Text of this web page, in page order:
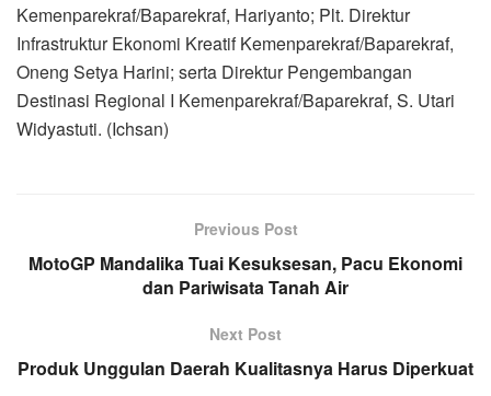
Kemenparekraf/Baparekraf, Hariyanto; Plt. Direktur
Infrastruktur Ekonomi Kreatif Kemenparekraf/Baparekraf,
Oneng Setya Harini; serta Direktur Pengembangan
Destinasi Regional I Kemenparekraf/Baparekraf, S. Utari
Widyastuti. (Ichsan)
Previous Post
MotoGP Mandalika Tuai Kesuksesan, Pacu Ekonomi
dan Pariwisata Tanah Air
Next Post
Produk Unggulan Daerah Kualitasnya Harus Diperkuat